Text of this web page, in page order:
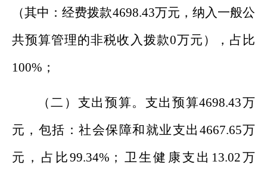
（其中：经费拨款4698.43万元， 纳入一般公
共预算管理的非税收入拨款0万元 ），占比
100% ；
（二）支出预算。 支出预算4698.43万
元，包括：社会保障和就业支出 4667.65万
元，占比99.34% ；卫生健康支出 13.02万